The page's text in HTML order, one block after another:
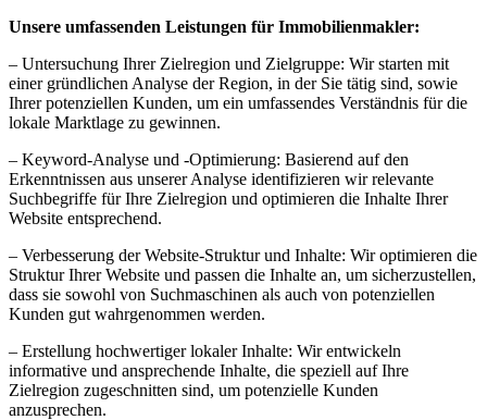
Unsere umfassenden Leistungen für Immobilienmakler:
– Untersuchung Ihrer Zielregion und Zielgruppe: Wir starten mit
einer gründlichen Analyse der Region, in der Sie tätig sind, sowie
Ihrer potenziellen Kunden, um ein umfassendes Verständnis für die
lokale Marktlage zu gewinnen.
– Keyword-Analyse und -Optimierung: Basierend auf den
Erkenntnissen aus unserer Analyse identifizieren wir relevante
Suchbegriffe für Ihre Zielregion und optimieren die Inhalte Ihrer
Website entsprechend.
– Verbesserung der Website-Struktur und Inhalte: Wir optimieren die
Struktur Ihrer Website und passen die Inhalte an, um sicherzustellen,
dass sie sowohl von Suchmaschinen als auch von potenziellen
Kunden gut wahrgenommen werden.
– Erstellung hochwertiger lokaler Inhalte: Wir entwickeln
informative und ansprechende Inhalte, die speziell auf Ihre
Zielregion zugeschnitten sind, um potenzielle Kunden
anzusprechen.